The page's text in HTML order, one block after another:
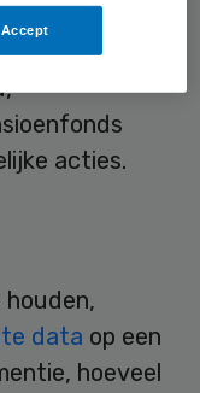
acties.
houden,
data op een
hoeveel